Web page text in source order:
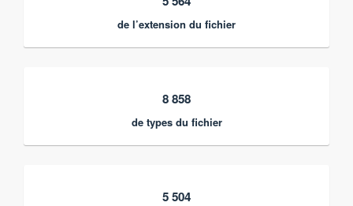
de l’extension du fichier
8 858
de types du fichier
5 504